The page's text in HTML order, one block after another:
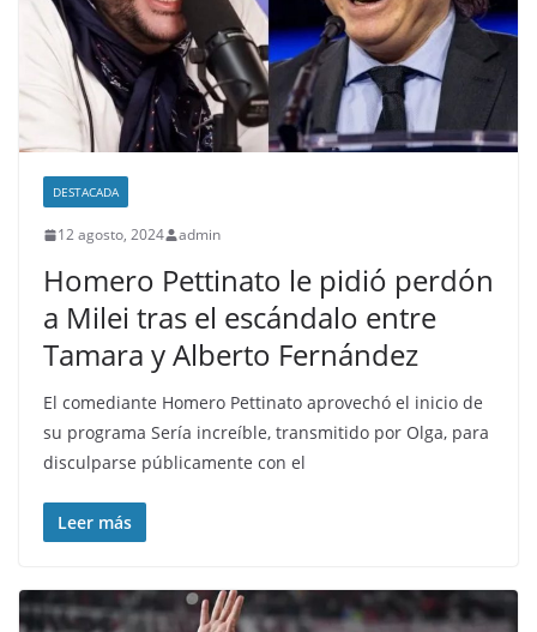
DESTACADA
12 agosto, 2024 admin
Homero Pettinato le pidió perdón
a Milei tras el escándalo entre
Tamara y Alberto Fernández
El comediante Homero Pettinato aprovechó el inicio de
su programa Sería increíble, transmitido por Olga, para
disculparse públicamente con el
Leer más